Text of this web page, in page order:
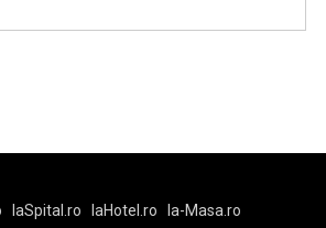
laSpital.ro laHotel.ro
la-Masa.ro